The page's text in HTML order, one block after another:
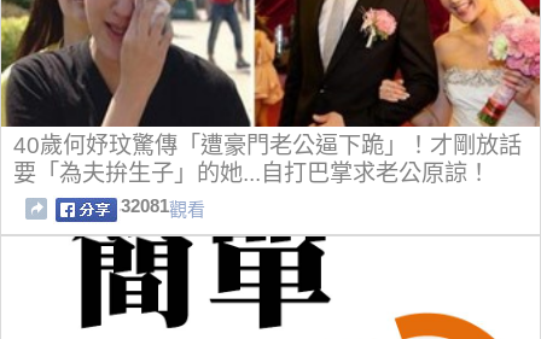
40歲何妤玟驚傳「遭豪門老公逼下跪」！才剛放話
要「為夫拚生子」的她...自打巴掌求老公原諒！
32081觀看